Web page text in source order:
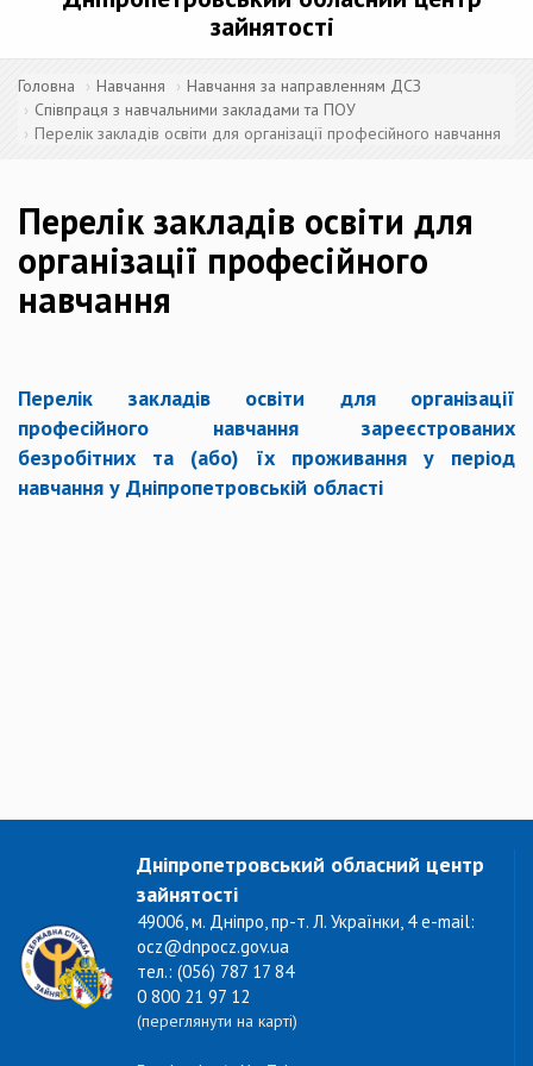
зайнятості
Головна Навчання
Навчання за направленням ДСЗ
Співпраця з навчальними закладами та ПОУ
Перелік закладів освіти для організації професійного навчання
Перелік закладів освіти для
організації професійного
навчання
Перелік закладів освіти для організації
професійного навчання зареєстрованих
безробітних та (або) їх проживання у період
навчання у Дніпропетровській області
Дніпропетровський обласний центр
зайнятості
49006, м. Дніпро, пр-т. Л. Українки, 4 e-mail:
ocz@dnpocz.gov.ua
тел.: (056) 787 17 84
0 800 21 97 12
(переглянути на карті)